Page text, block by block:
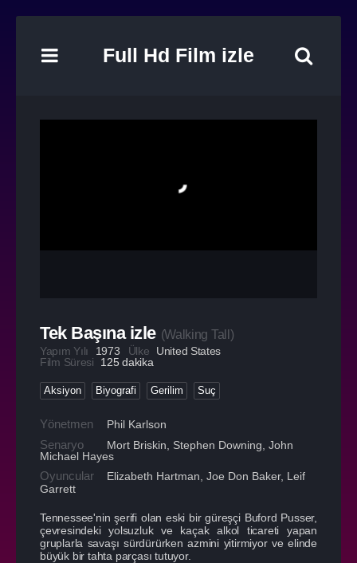
Full Hd Film izle
Tek Başına izle (Walking Tall )
Yapım Yılı 1973 Ülke
United States
Film Süresi
125 dakika
Aksiyon Biyografi Gerilim Suç
Yönetmen Phil Karlson
Senaryo
Mort Briskin, Stephen Downing, John
Michael Hayes
Oyuncular Elizabeth Hartman Joe Don Baker, Leif
Garrett
Tennessee'nin şerifi olan eski bir güreşçi Buford Pusser,
çevresindeki yolsuzluk ve kaçak alkol ticareti yapan
gruplarla savaşı sürdürürken azmini yitirmiyor ve elinde
büyük bir tahta parçası tutuyor.